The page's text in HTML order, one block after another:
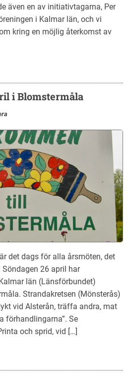
även en av initiativtagarna, Per
i Kalmar län, och vi
kring en möjlig återkomst av
i Blomstermåla
det dags för alla årsmöten, det
26 april har
län (Länsförbundet)
Strandakretsen (Mönsterås)
vid Alsterån, träffa andra, mat
förhandlingarna”. Se
och sprid, vid […]